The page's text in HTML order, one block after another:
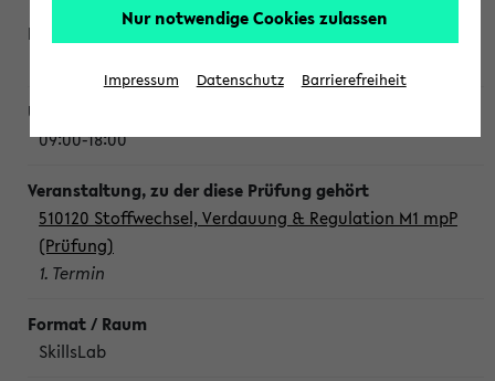
09:00-18:00
510120 Stoffwechsel, Verdauung & Regulation M1 mpP
(Prüfung)
1. Termin
SkillsLab
Nur notwendige Cookies zulassen
Impressum Datenschutz Barrierefreiheit